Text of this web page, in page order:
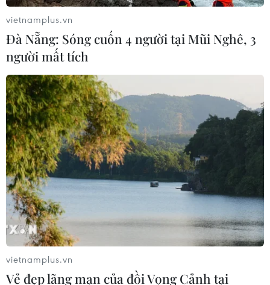
vietnamplus.vn
Đà Nẵng: Sóng cuốn 4 người tại Mũi Nghê, 3
người mất tích
vietnamplus.vn
Vẻ đẹp lãng mạn của đồi Vọng Cảnh tại